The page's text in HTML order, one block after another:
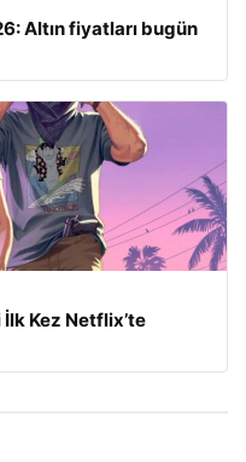
Altın fiyatları bugün
İlk Kez Netflix’te